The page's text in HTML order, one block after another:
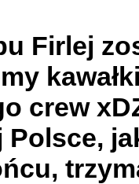
Firlej
crew
Polsce,